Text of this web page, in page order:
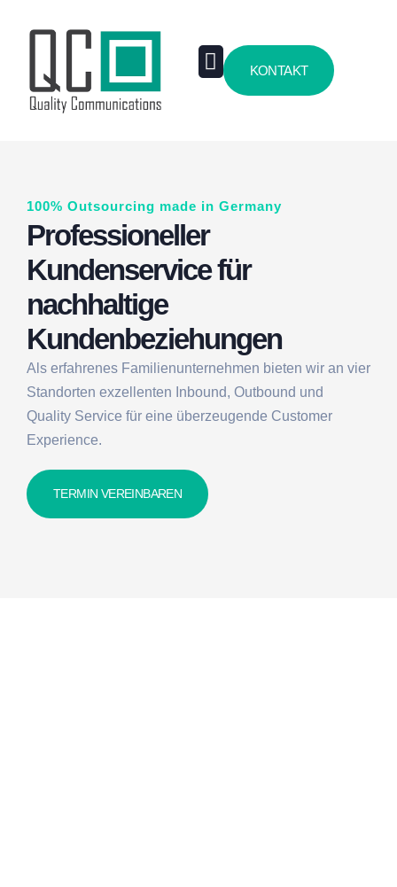
KONTAKT
100% Outsourcing made in Germany
Professioneller
Kundenservice für
nachhaltige
Kundenbeziehungen
Als erfahrenes Familienunternehmen bieten wir an vier
Standorten exzellenten Inbound, Outbound und
Quality Service für eine überzeugende Customer
Experience.
TERMIN VEREINBAREN